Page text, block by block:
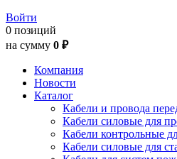
Войти
0 позиций
на сумму 0 ₽
Компания
Новости
Каталог
Кабели и провода
Кабели силовые для
Кабели контрольные
Кабели силовые для